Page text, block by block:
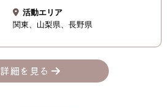
活動エリア
関東
山梨県 長野県
詳細を見る